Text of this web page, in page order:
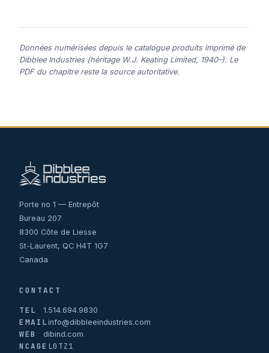
Données numérisées depuis le catalogue produits imprimé de
Dibblee Industries (héritage W.J. Keating Limited, 1940–). Le
PDF du chapitre reste la source autoritative.
Porte no 1 — Entrepôt
Bureau 207
8300 Côte de Liesse
St-Laurent, QC H4T 1G7
Canada
CONTACT
TEL
1.514.694.9830
EMAILinfo@dibbleeindustries.com
WEB dibind.com
NCAGE L0TZ1